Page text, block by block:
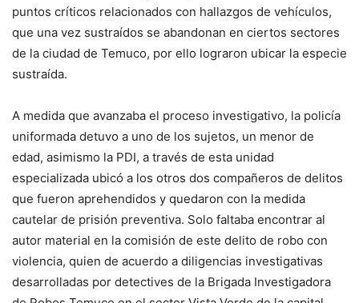
puntos críticos relacionados con hallazgos de vehículos,
que una vez sustraídos se abandonan en ciertos sectores
de la ciudad de Temuco, por ello lograron ubicar la especie
sustraída.
A medida que avanzaba el proceso investigativo, la policía
uniformada detuvo a uno de los sujetos, un menor de
edad, asimismo la PDI, a través de esta unidad
especializada ubicó a los otros dos compañeros de delitos
que fueron aprehendidos y quedaron con la medida
cautelar de prisión preventiva. Solo faltaba encontrar al
autor material en la comisión de este delito de robo con
violencia, quien de acuerdo a diligencias investigativas
desarrolladas por detectives de la Brigada Investigadora